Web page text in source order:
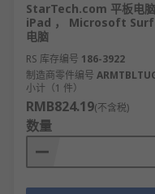
StarTech.com 平板电
iPad ， Microsoft
电脑
RS 库存编号 186-3922
制造商零件编号
小计（1 件）
RMB824.19(不含税)
数量